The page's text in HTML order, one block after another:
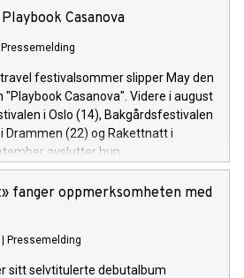
Casanova
Pressemelding
festivalsommer slipper May den
Casanova". Videre i august
i Oslo (14), Bakgårdsfestivalen
Drammen (22) og Rakettnatt i
avslutter hun
i Ålesund.
fanger oppmerksomheten med
Pressemelding
sitt selvtitulerte debutalbum